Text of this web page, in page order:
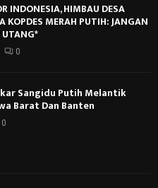
INDONESIA, HIMBAU DESA
KOPDES MERAH PUTIH: JANGAN
0
Sangidu Putih Melantik
Barat Dan Banten
0